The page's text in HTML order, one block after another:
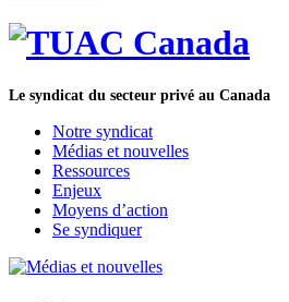
Le syndicat du secteur privé au Canada
Notre syndicat
Médias et nouvelles
Ressources
Enjeux
Moyens d’action
Se syndiquer